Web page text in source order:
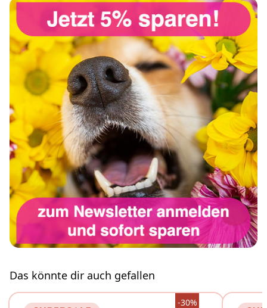
Das könnte dir auch gefallen
-30%